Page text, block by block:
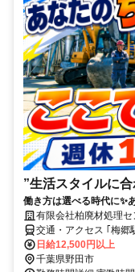
”生活スタイルに
働き方は選べる時代に✨
有限会社柏廃材処理
交通・アクセス ｢梅郷
日給12,500円以上
千葉県野田市